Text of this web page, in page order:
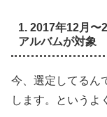
1. 2017年12月〜
アルバムが対象
今、選定してるん
します。というよ